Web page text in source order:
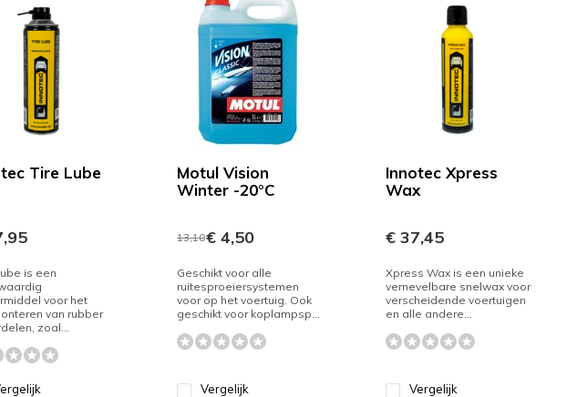
Tire Lube
is een
voor het
van rubber
zoal...
Motul Vision
Winter -20°C
13,10€ 4,50
Geschikt voor alle
ruitesproeiersystemen
voor op het voertuig. Ook
geschikt voor koplampsp...
Vergelijk
Innotec Xpress
Wax
€ 37,45
Xpress Wax is een unieke
vernevelbare snelwax voor
verscheidende voertuigen
en alle andere...
Vergelijk